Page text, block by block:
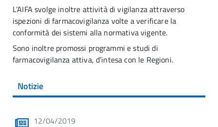
L’AIFA svolge inoltre attività di vigilanza attraverso
ispezioni di farmacovigilanza volte a verificare la
conformità dei sistemi alla normativa vigente.
Sono inoltre promossi programmi e studi di
farmacovigilanza attiva, d’intesa con le Regioni.
Notizie
12/04/2019